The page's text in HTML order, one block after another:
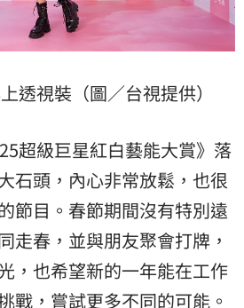
透視裝（圖／台視提供）
超級巨星紅白藝能大賞》落
石頭，內心非常放鬆，也很
節目。春節期間沒有特別遠
走春，並與朋友聚會打牌，
，也希望新的一年能在工作
戰，嘗試更多不同的可能。